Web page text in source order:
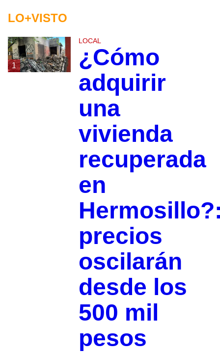
LO+VISTO
1
LOCAL
¿Cómo
adquirir
una
vivienda
recuperada
en
precios
oscilarán
desde los
500 mil
pesos